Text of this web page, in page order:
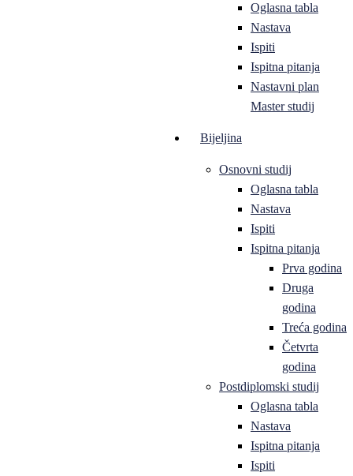
Oglasna tabla
Nastava
Ispiti
Ispitna pitanja
Nastavni plan
Master studij
Bijeljina
Osnovni studij
Oglasna tabla
Nastava
Ispiti
Ispitna pitanja
Prva godina
Druga
godina
Treća godina
Četvrta
godina
Postdiplomski studij
Oglasna tabla
Nastava
Ispitna pitanja
Ispiti